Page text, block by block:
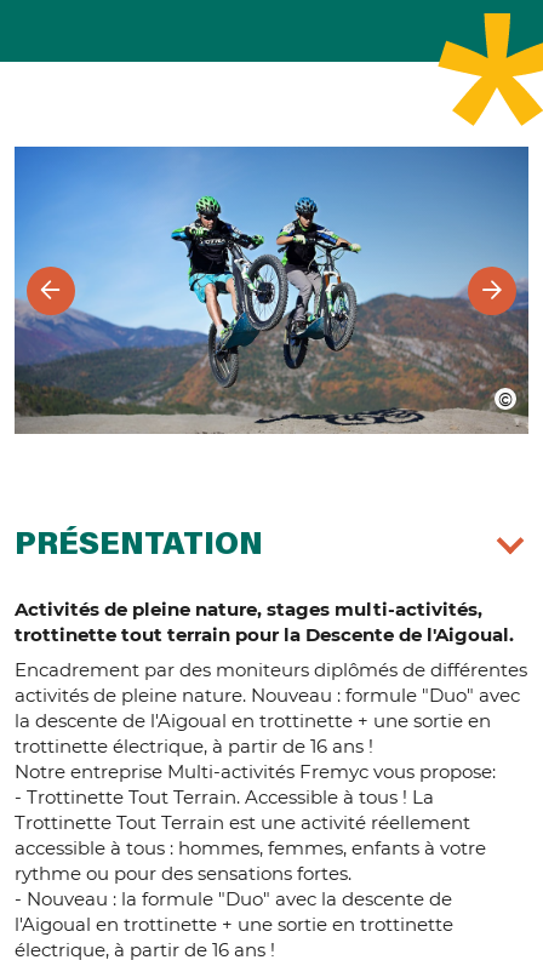
PRÉSENTATION
Activités de pleine nature, stages multi-activités,
trottinette tout terrain pour la Descente de l'Aigoual.
Encadrement par des moniteurs diplômés de différentes
activités de pleine nature. Nouveau : formule "Duo" avec
la descente de l'Aigoual en trottinette + une sortie en
trottinette électrique, à partir de 16 ans !
Notre entreprise Multi-activités Fremyc vous propose:
- Trottinette Tout Terrain. Accessible à tous ! La
Trottinette Tout Terrain est une activité réellement
accessible à tous : hommes, femmes, enfants à votre
rythme ou pour des sensations fortes.
- Nouveau : la formule "Duo" avec la descente de
l'Aigoual en trottinette + une sortie en trottinette
électrique, à partir de 16 ans !